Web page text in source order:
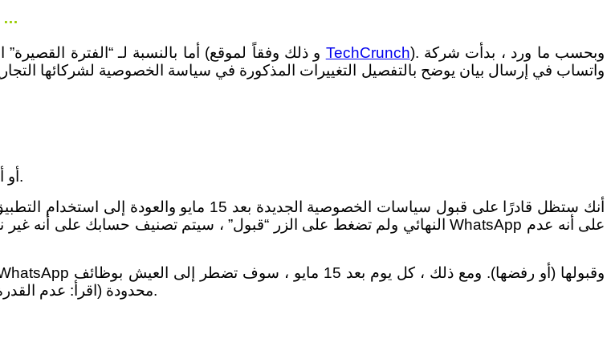
هذا سيؤدي ربما إلي خسارة الوظائف الأساسية و المخاطرة بحذف الحساب …
TechCrunch). وبحسب ما ورد ، بدأت شركة
واتساب في إرسال بيان يوضح بالتفصيل التغييرات المذكورة في سياسة الخصوصية لشركائها
2. أو أن تقم بتنزيل تطبيقات الدردشة البديلة وحذف حساب واتساب الخاص بك.
محدودة (اقرأ: عدم القدرة على إرسال الرسائل أو قراءتها) إذا لم تكن قد وافقت على القواعد الجديدة.